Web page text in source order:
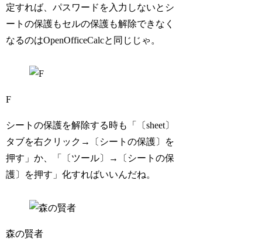
定すれば、パスワードを入力しないとシ
ートの保護もセルの保護も解除できなく
なるのはOpenOfficeCalcと同じじゃ。
F
シートの保護を解除する時も「〔sheet〕
タブを右クリック→〔シートの保護〕を
押す」か、「〔ツール〕→〔シートの保
護〕を押す」化すればいいんだね。
森の賢者